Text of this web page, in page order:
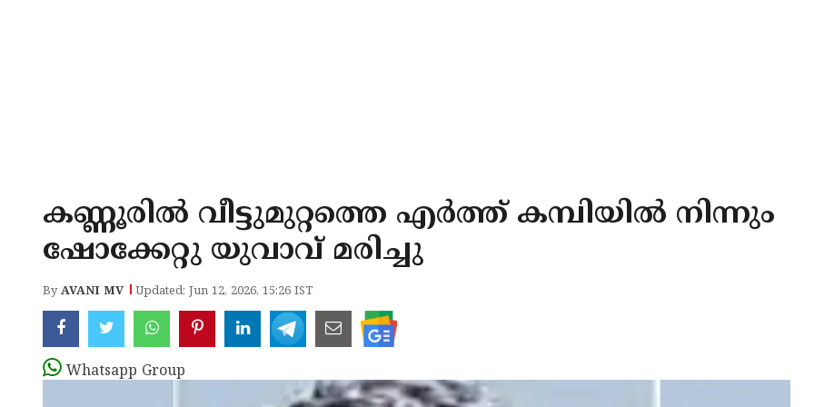
കണ്ണൂരിൽ വീട്ടുമുറ്റത്തെ എർത്ത് കമ്പിയിൽ നിന്നും
ഷോക്കേറ്റു യുവാവ് മരിച്ചു
ByAVANI MV Updated: Jun 12, 2026, 15:26 IST
Whatsapp Group